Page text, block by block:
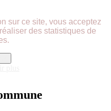
sur ce site, vous acceptez
des statistiques de